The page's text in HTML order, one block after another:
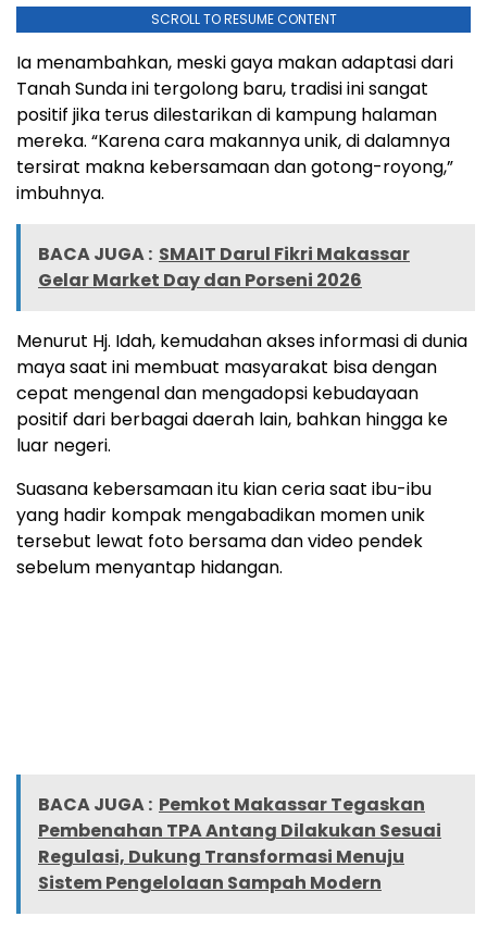
SCROLL TO RESUME CONTENT
​Ia menambahkan, meski gaya makan adaptasi dari
Tanah Sunda ini tergolong baru, tradisi ini sangat
positif jika terus dilestarikan di kampung halaman
mereka. “Karena cara makannya unik, di dalamnya
tersirat makna kebersamaan dan gotong-royong,”
imbuhnya.
BACA JUGA : SMAIT Darul Fikri Makassar
Gelar Market Day dan Porseni 2026
Menurut Hj. Idah, kemudahan akses informasi di dunia
maya saat ini membuat masyarakat bisa dengan
cepat mengenal dan mengadopsi kebudayaan
positif dari berbagai daerah lain, bahkan hingga ke
luar negeri.
Suasana kebersamaan itu kian ceria saat ibu-ibu
yang hadir kompak mengabadikan momen unik
tersebut lewat foto bersama dan video pendek
sebelum menyantap hidangan.
BACA JUGA : Pemkot Makassar Tegaskan
Pembenahan TPA Antang Dilakukan Sesuai
Regulasi, Dukung Transformasi Menuju
Sistem Pengelolaan Sampah Modern